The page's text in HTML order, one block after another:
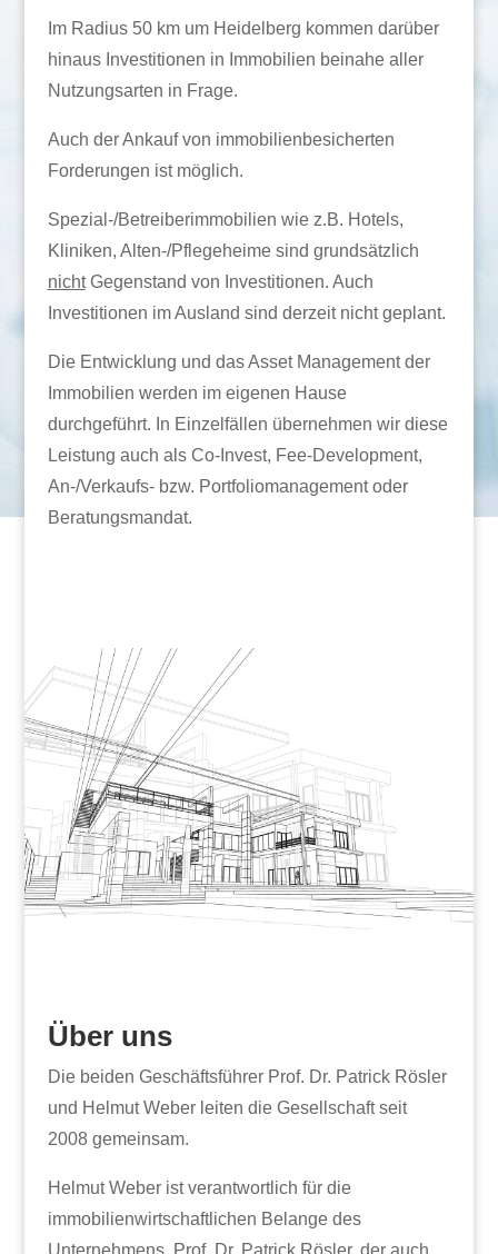
Im Radius 50 km um Heidelberg kommen darüber
hinaus Investitionen in Immobilien beinahe aller
Nutzungsarten in Frage.
Auch der Ankauf von immobilienbesicherten
Forderungen ist möglich.
Spezial-/Betreiberimmobilien wie z.B. Hotels,
Kliniken, Alten-/Pflegeheime sind grundsätzlich
nichtGegenstand von Investitionen. Auch
Investitionen im Ausland sind derzeit nicht geplant.
Die Entwicklung und das Asset Management der
Immobilien werden im eigenen Hause
durchgeführt. In Einzelfällen übernehmen wir diese
Leistung auch als Co-Invest, Fee-Development,
An-/Verkaufs- bzw. Portfoliomanagement oder
Beratungsmandat.
Über uns
Die beiden Geschäftsführer Prof. Dr. Patrick Rösler
und Helmut Weber leiten die Gesellschaft seit
2008 gemeinsam.
Helmut Weber ist verantwortlich für die
immobilienwirtschaftlichen Belange des